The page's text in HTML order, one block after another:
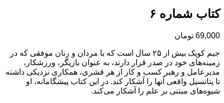
شماره ۶
تومان
جیم کویک بیش از ۲۵ سال است که با مردان و زنان موفقی که در
خود در صدر قرار دارند، به عنوان بازیگر، ورزشکار،
و رهبر کسب و کار از هر قشری، همکاری نزدیکی داشته
واقعی آنها را آشکار کند. در این کتاب پیشگامانه، او
مبتنی بر علم را آشکار می‌کند.